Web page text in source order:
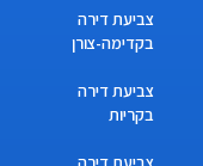
צביעת דירה
בקדימה-צורן
צביעת דירה
בקריות